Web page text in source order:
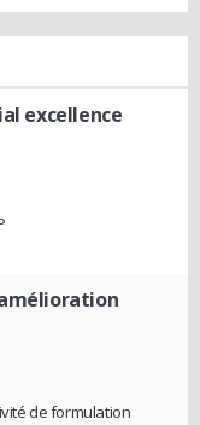
excellence
de formulation